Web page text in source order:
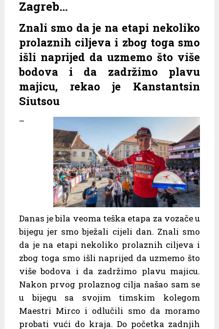
Zagreb…
Znali smo da je na etapi nekoliko
prolaznih ciljeva i zbog toga smo
išli naprijed da uzmemo što više
bodova i da zadržimo plavu
majicu, rekao je Kanstantsin
Siutsou
–
Danas je bila veoma teška etapa za vozače u
bijegu jer smo bježali cijeli dan. Znali smo
da je na etapi nekoliko prolaznih ciljeva i
zbog toga smo išli naprijed da uzmemo što
više bodova i da zadržimo plavu majicu.
Nakon prvog prolaznog cilja našao sam se
u bijegu sa svojim timskim kolegom
Maestri Mirco i odlučili smo da moramo
probati vući do kraja. Do početka zadnjih